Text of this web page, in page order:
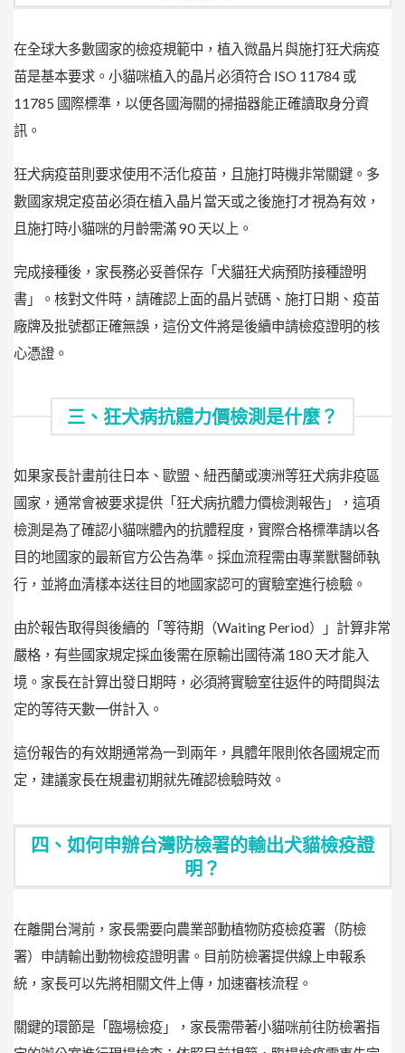
在全球大多數國家的檢疫規範中，植入微晶片與施打狂犬病疫
苗是基本要求。小貓咪植入的晶片必須符合 ISO 11784 或
11785 國際標準，以便各國海關的掃描器能正確讀取身分資
訊。
狂犬病疫苗則要求使用不活化疫苗，且施打時機非常關鍵。多
數國家規定疫苗必須在植入晶片當天或之後施打才視為有效，
且施打時小貓咪的月齡需滿 90 天以上。
完成接種後，家長務必妥善保存「犬貓狂犬病預防接種證明
書」。核對文件時，請確認上面的晶片號碼、施打日期、疫苗
廠牌及批號都正確無誤，這份文件將是後續申請檢疫證明的核
心憑證。
三、狂犬病抗體力價檢測是什麼？
如果家長計畫前往日本、歐盟、紐西蘭或澳洲等狂犬病非疫區
國家，通常會被要求提供「狂犬病抗體力價檢測報告」，這項
檢測是為了確認小貓咪體內的抗體程度，實際合格標準請以各
目的地國家的最新官方公告為準。採血流程需由專業獸醫師執
行，並將血清樣本送往目的地國家認可的實驗室進行檢驗。
由於報告取得與後續的「等待期（Waiting Period）」計算非常
嚴格，有些國家規定採血後需在原輸出國待滿 180 天才能入
境。家長在計算出發日期時，必須將實驗室往返件的時間與法
定的等待天數一併計入。
這份報告的有效期通常為一到兩年，具體年限則依各國規定而
定，建議家長在規畫初期就先確認檢驗時效。
四、如何申辦台灣防檢署的輸出犬貓檢疫證
明？
在離開台灣前，家長需要向農業部動植物防疫檢疫署（防檢
署）申請輸出動物檢疫證明書。目前防檢署提供線上申報系
統，家長可以先將相關文件上傳，加速審核流程。
關鍵的環節是「臨場檢疫」，家長需帶著小貓咪前往防檢署指